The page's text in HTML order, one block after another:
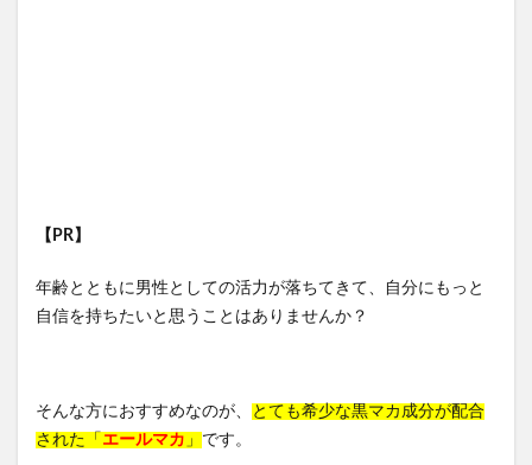
【PR】
年齢とともに男性としての活力が落ちてきて、自分にもっと
自信を持ちたいと思うことはありませんか？
そんな方におすすめなのが、
とても希少な黒マカ成分が配合
された「 エールマカ 」 です。